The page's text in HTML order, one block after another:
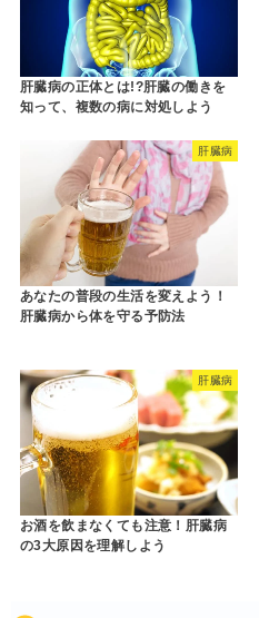
肝臓病の正体とは!?肝臓の働きを
知って、複数の病に対処しよう
肝臓病
あなたの普段の生活を変えよう！
肝臓病から体を守る予防法
肝臓病
お酒を飲まなくても注意！肝臓病
の3大原因を理解しよう